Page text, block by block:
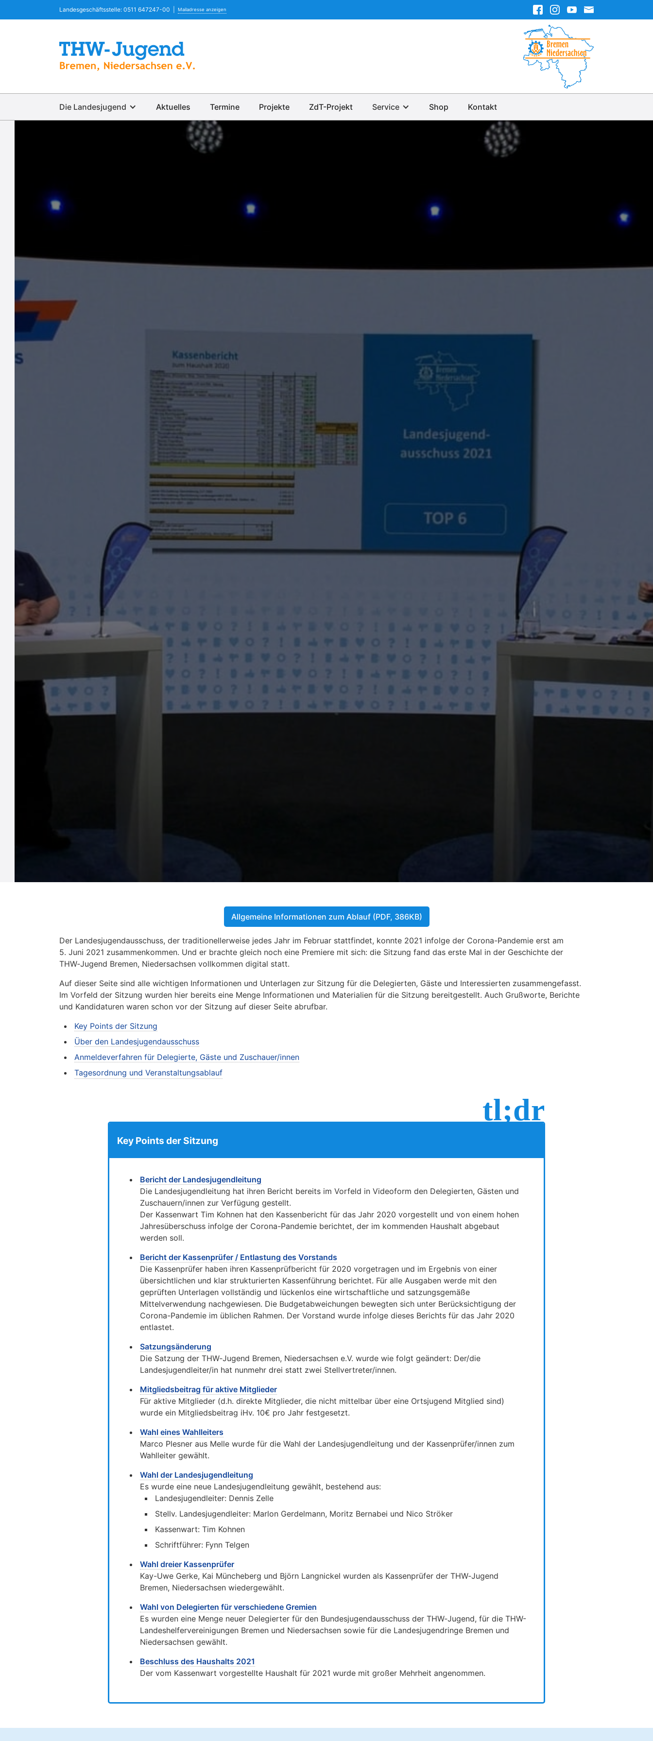
Landesgeschäftsstelle: 0511 647247-00  | Mailadresse anzeigen
Die Landesjugend Aktuelles Termine Projekte ZdT-Projekt Service Shop Kontakt
Allgemeine Informationen zum Ablauf (PDF, 386KB)
Der Landesjugendausschuss, der traditionellerweise jedes Jahr im Februar stattfindet, konnte 2021 infolge der Corona-Pandemie erst am
5. Juni 2021 zusammenkommen. Und er brachte gleich noch eine Premiere mit sich: die Sitzung fand das erste Mal in der Geschichte der
THW‑Jugend Bremen, Niedersachsen vollkommen digital statt.
Auf dieser Seite sind alle wichtigen Informationen und Unterlagen zur Sitzung für die Delegierten, Gäste und Interessierten zusammengefasst.
Im Vorfeld der Sitzung wurden hier bereits eine Menge Informationen und Materialien für die Sitzung bereitgestellt. Auch Grußworte, Berichte
und Kandidaturen waren schon vor der Sitzung auf dieser Seite abrufbar.
Key Points der Sitzung
Über den Landesjugendausschuss
Anmeldeverfahren für Delegierte, Gäste und Zuschauer/innen
Tagesordnung und Veranstaltungsablauf
tl;dr
Key Points der Sitzung
Bericht der Landesjugendleitung
Die Landesjugendleitung hat ihren Bericht bereits im Vorfeld in Videoform den Delegierten, Gästen und
Zuschauern/innen zur Verfügung gestellt.
Der Kassenwart Tim Kohnen hat den Kassenbericht für das Jahr 2020 vorgestellt und von einem hohen
Jahresüberschuss infolge der Corona-Pandemie berichtet, der im kommenden Haushalt abgebaut
werden soll.
Bericht der Kassenprüfer / Entlastung des Vorstands
Die Kassenprüfer haben ihren Kassenprüfbericht für 2020 vorgetragen und im Ergebnis von einer
übersichtlichen und klar strukturierten Kassenführung berichtet. Für alle Ausgaben werde mit den
geprüften Unterlagen vollständig und lückenlos eine wirtschaftliche und satzungsgemäße
Mittelverwendung nachgewiesen. Die Budgetabweichungen bewegten sich unter Berücksichtigung der
Corona-Pandemie im üblichen Rahmen. Der Vorstand wurde infolge dieses Berichts für das Jahr 2020
entlastet.
Satzungsänderung
Die Satzung der THW‑Jugend Bremen, Niedersachsen e.V. wurde wie folgt geändert: Der/die
Landesjugendleiter/in hat nunmehr drei statt zwei Stellvertreter/innen.
Mitgliedsbeitrag für aktive Mitglieder
Für aktive Mitglieder (d.h. direkte Mitglieder, die nicht mittelbar über eine Ortsjugend Mitglied sind)
wurde ein Mitgliedsbeitrag iHv. 10€ pro Jahr festgesetzt.
Wahl eines Wahlleiters
Marco Plesner aus Melle wurde für die Wahl der Landesjugendleitung und der Kassenprüfer/innen zum
Wahlleiter gewählt.
Wahl der Landesjugendleitung
Es wurde eine neue Landesjugendleitung gewählt, bestehend aus:
Landesjugendleiter: Dennis Zelle
Stellv. Landesjugendleiter: Marlon Gerdelmann, Moritz Bernabei und Nico Ströker
Kassenwart: Tim Kohnen
Schriftführer: Fynn Telgen
Wahl dreier Kassenprüfer
Kay-Uwe Gerke, Kai Müncheberg und Björn Langnickel wurden als Kassenprüfer der THW‑Jugend
Bremen, Niedersachsen wiedergewählt.
Wahl von Delegierten für verschiedene Gremien
Es wurden eine Menge neuer Delegierter für den Bundesjugendausschuss der THW‑Jugend, für die THW-
Landeshelfervereinigungen Bremen und Niedersachsen sowie für die Landesjugendringe Bremen und
Niedersachsen gewählt.
Beschluss des Haushalts 2021
Der vom Kassenwart vorgestellte Haushalt für 2021 wurde mit großer Mehrheit angenommen.